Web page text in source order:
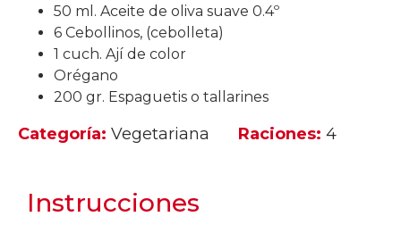
50 ml. Aceite de oliva suave 0.4º
6 Cebollinos, (cebolleta)
1 cuch. Ají de color
Orégano
200 gr. Espaguetis o tallarines
Categoría: Vegetariana Raciones: 4
Instrucciones